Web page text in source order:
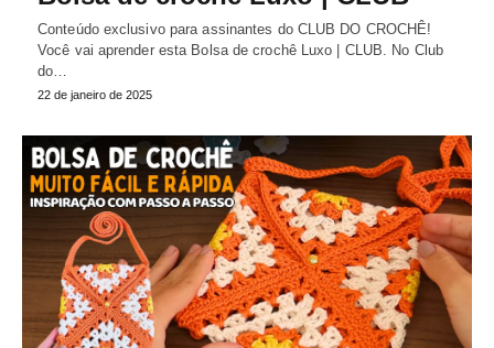
Conteúdo exclusivo para assinantes do CLUB DO CROCHÊ!
Você vai aprender esta Bolsa de crochê Luxo | CLUB. No Club
do…
22 de janeiro de 2025